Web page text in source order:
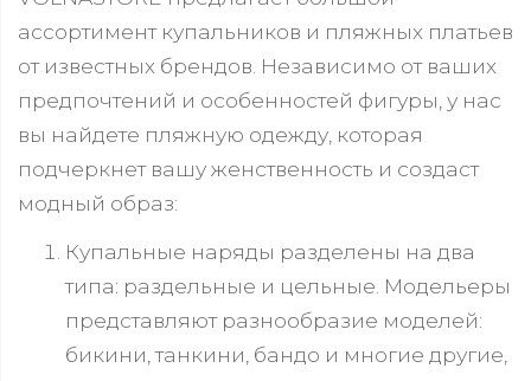
ассортимент купальников и пляжных платьев
от известных брендов. Независимо от ваших
предпочтений и особенностей фигуры, у нас
вы найдете пляжную одежду, которая
подчеркнет вашу женственность и создаст
модный образ:
Купальные наряды разделены на два
типа: раздельные и цельные. Модельеры
представляют разнообразие моделей:
бикини, танкини, бандо и многие другие,